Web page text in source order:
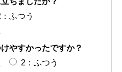
ふつう
やすかったですか？
2：ふつう